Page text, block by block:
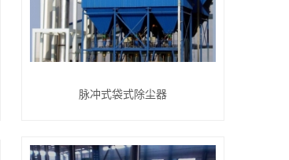
脉冲式袋式除尘器